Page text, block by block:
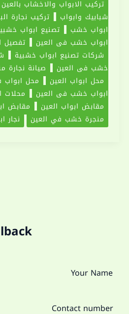
تركيب الابواب والاخشاب بالعين
شبابيك وابواب
تركيب نجارة
ابواب خشب
تصنيع ابواب
ابواب خشب في العين
تفصيل
شركات تصنيع ابواب خشبية
خشب في العين
صيانة نجارة
محل ابواب العين
محل ابواب
ابواب خشب في العين
محلات
مقابض ابواب العين
مقابض
منجرة خشب في العين
نجار